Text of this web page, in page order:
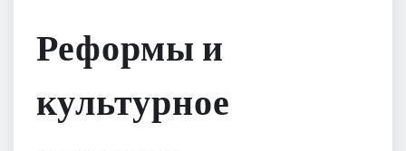
Реформы и
культурное